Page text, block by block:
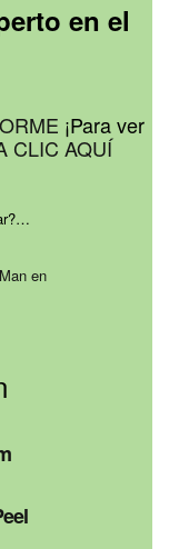
en el
¡Para ver
CLIC AQUÍ